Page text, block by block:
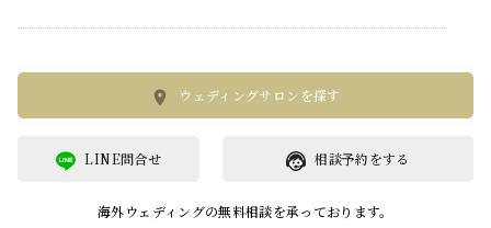
ウェディングサロンを探す
相談予約をする
LINE問合せ
海外ウェディングの無料相談を承っております。